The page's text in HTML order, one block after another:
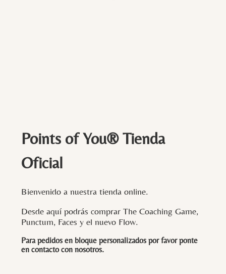
Points of You® Tienda
Oficial
Bienvenido a nuestra tienda online.
Desde aquí podrás comprar The Coaching Game,
Punctum, Faces y el nuevo Flow.
Para pedidos en bloque personalizados por favor ponte
en contacto con nosotros.